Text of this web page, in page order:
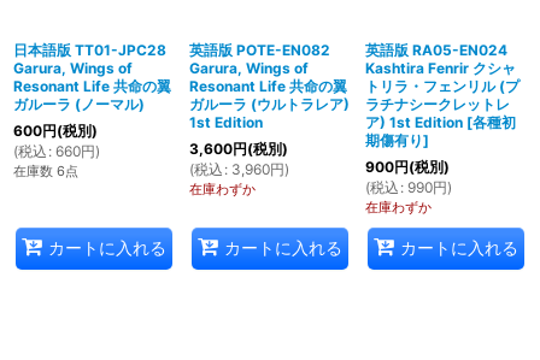
日本語版 TT01-JPC28
Garura, Wings of
Resonant Life 共命の翼
ガルーラ (ノーマル)
600円(税別)
(税込 : 660円)
在庫数 6点
カートに入れる
英語版 POTE-EN082
Garura, Wings of
Resonant Life 共命の翼
ガルーラ (ウルトラレア)
1st Edition
3,600円(税別)
(税込 : 3,960円)
在庫わずか
カートに入れる
英語版 RA05-EN024
Kashtira Fenrir クシャ
トリラ・フェンリル (プ
ラチナシークレットレ
ア) 1st Edition [各種初
期傷有り]
900円(税別)
(税込 : 990円)
在庫わずか
カートに入れる